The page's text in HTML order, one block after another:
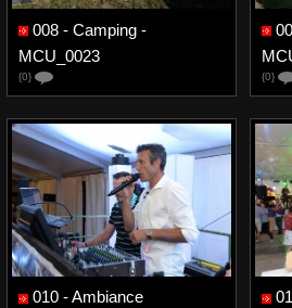
008 - Camping -
MCU_0023
{0} {0}
010 - Ambiance